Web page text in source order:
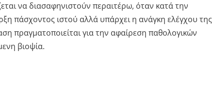
να διασαφηνιστούν περαιτέρω, όταν κατά την
πάσχοντος ιστού αλλά υπάρχει η ανάγκη ελέγχου της
πραγματοποιείται για την αφαίρεση παθολογικών
βιοψία.